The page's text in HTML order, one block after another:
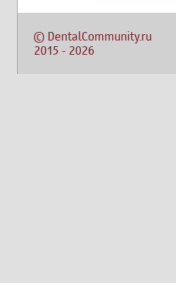
© DentalCommunity.ru
2015 - 2026